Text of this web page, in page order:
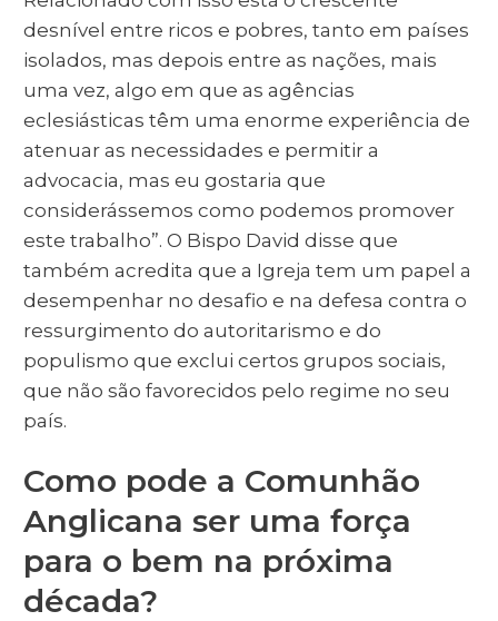
desnível entre ricos e pobres, tanto em países
isolados, mas depois entre as nações, mais
uma vez, algo em que as agências
eclesiásticas têm uma enorme experiência de
atenuar as necessidades e permitir a
advocacia, mas eu gostaria que
considerássemos como podemos promover
este trabalho”. O Bispo David disse que
também acredita que a Igreja tem um papel a
desempenhar no desafio e na defesa contra o
ressurgimento do autoritarismo e do
populismo que exclui certos grupos sociais,
que não são favorecidos pelo regime no seu
país.
Como pode a Comunhão
Anglicana ser uma força
para o bem na próxima
década?